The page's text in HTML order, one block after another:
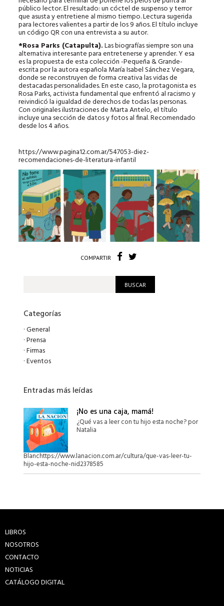
público lector. El resultado: un cóctel de suspenso y terror
que asusta y entretiene al mismo tiempo. Lectura sugerida
para lectores valientes a partir de los 9 años. El título incluye
un código QR con una entrevista a su autor.
*Rosa Parks (Catapulta).Las biografías siempre son una
alternativa interesante para entretenerse y aprender. Y esa
es la propuesta de esta colección -Pequeña & Grande-
escrita por la autora española María Isabel Sánchez Vegara,
donde se reconstruyen de forma creativa las vidas de
destacadas personalidades. En este caso, la protagonista es
Rosa Parks, activista fundamental que enfrentó al racismo y
reivindicó la igualdad de derechos de todas las personas.
Con originales ilustraciones de Marta Antelo, el título
incluye una sección de datos y fotos al final. Recomendado
desde los 4 años.
https://www.pagina12.com.ar/547053-diez-
recomendaciones-de-literatura-infantil
COMPARTIR
Categorías
·General
·Prensa
·Firmas
·Eventos
Entradas más leídas
¡No es una caja, mamá!
¿Qué vas a leer con tu hijo esta noche? por
Natalia
Blanchttps://www.lanacion.com.ar/cultura/que-vas-leer-tu-
hijo-esta-noche-nid2378585
LIBROS
NOSOTROS
CONTACTO
NOTICIAS
CATÁLOGO DIGITAL